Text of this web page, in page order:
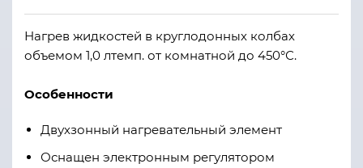
Нагрев жидкостей в круглодонных колбах
объемом 1,0 лтемп. от комнатной до 450°С.
Особенности
Двухзонный нагревательный элемент
Оснащен электронным регулятором